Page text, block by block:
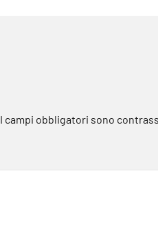
I campi obbligatori sono